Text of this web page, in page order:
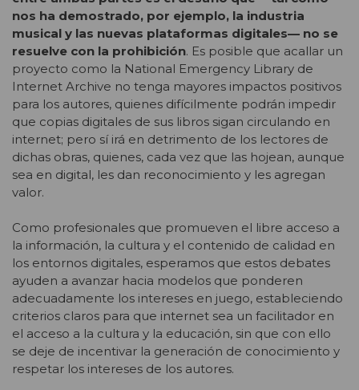
nos ha demostrado, por ejemplo, la industria
musical y las nuevas plataformas digitales— no se
resuelve con la prohibición. Es posible que acallar un
proyecto como la National Emergency Library de
Internet Archive no tenga mayores impactos positivos
para los autores, quienes difícilmente podrán impedir
que copias digitales de sus libros sigan circulando en
internet; pero sí irá en detrimento de los lectores de
dichas obras, quienes, cada vez que las hojean, aunque
sea en digital, les dan reconocimiento y les agregan
valor.
Como profesionales que promueven el libre acceso a
la información, la cultura y el contenido de calidad en
los entornos digitales, esperamos que estos debates
ayuden a avanzar hacia modelos que ponderen
adecuadamente los intereses en juego, estableciendo
criterios claros para que internet sea un facilitador en
el acceso a la cultura y la educación, sin que con ello
se deje de incentivar la generación de conocimiento y
respetar los intereses de los autores.